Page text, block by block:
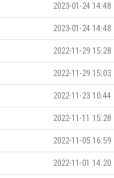
2023-01-24 14:48
2023-01-24 14:48
2022-11-29 15:28
2022-11-29 15:03
2022-11-23 10:44
2022-11-11 15:28
2022-11-05 16:59
2022-11-01 14:20